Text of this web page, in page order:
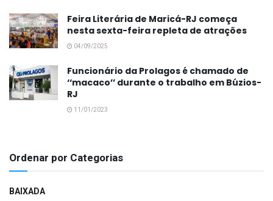
Feira Literária de Maricá-RJ começa
nesta sexta-feira repleta de atrações
04/09/2025
Funcionário da Prolagos é chamado de
‘‘macaco’’ durante o trabalho em Búzios-
RJ
11/01/2023
Ordenar por Categorias
BAIXADA